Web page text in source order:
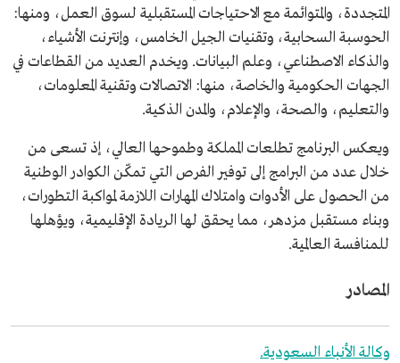
المتجددة، والمتوائمة مع الاحتياجات المستقبلية لسوق العمل، ومنها:
الحوسبة السحابية، وتقنيات الجيل الخامس، وإنترنت الأشياء،
والذكاء الاصطناعي، وعلم البيانات. ويخدم العديد من القطاعات في
الجهات الحكومية والخاصة، منها: الاتصالات وتقنية المعلومات،
والتعليم، والصحة، والإعلام، والمدن الذكية.
ويعكس البرنامج تطلعات المملكة وطموحها العالي، إذ تسعى من
خلال عدد من البرامج إلى توفير الفرص التي تمكّن الكوادر الوطنية
من الحصول على الأدوات وامتلاك المهارات اللازمة لمواكبة التطورات،
وبناء مستقبل مزدهر، مما يحقق لها الريادة الإقليمية، ويؤهلها
للمنافسة العالمية.
المصادر
وكالة الأنباء السعودية.